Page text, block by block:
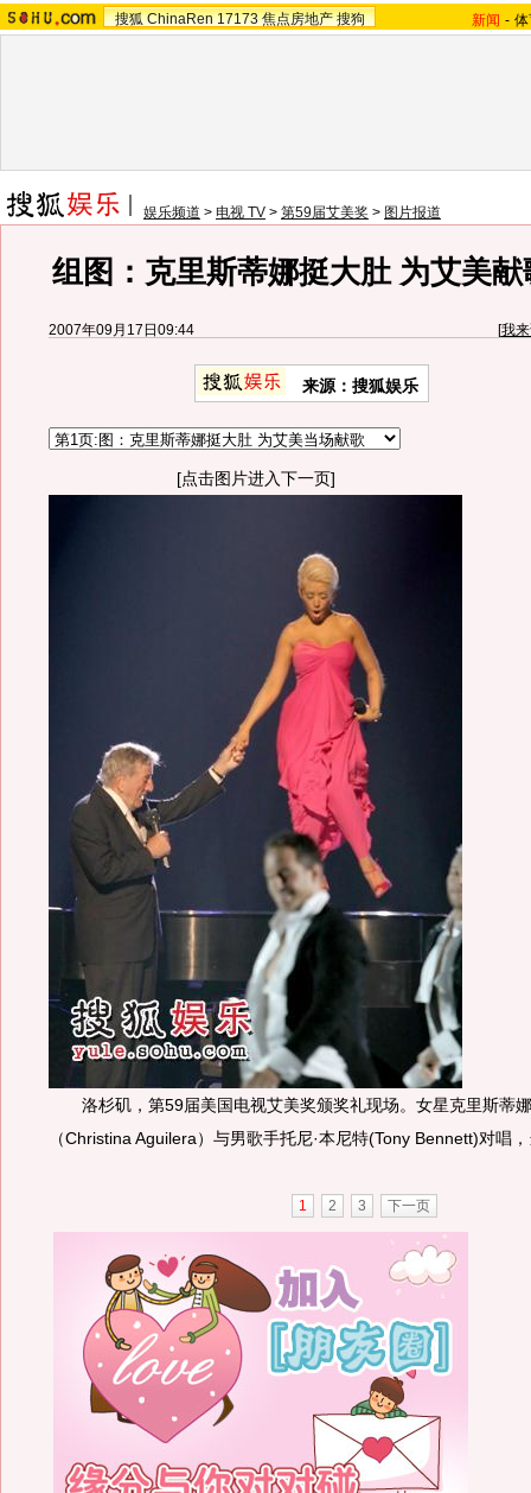
搜狐 ChinaRen 17173 焦点房地产 搜狗 新闻 -
娱乐频道 > 电视 TV > 第59届艾美奖 > 图片报道
组图：克里斯蒂娜挺大肚 为艾美
2007年09月17日09:44 [我
来源：搜狐娱乐
[点击图片进入下一页]
洛杉矶，第59届美国电视艾美奖颁奖礼现场。女星克里斯蒂娜
（Christina Aguilera）与男歌手托尼·本尼特(Tony Bennett)对唱
1 2 3 下一页